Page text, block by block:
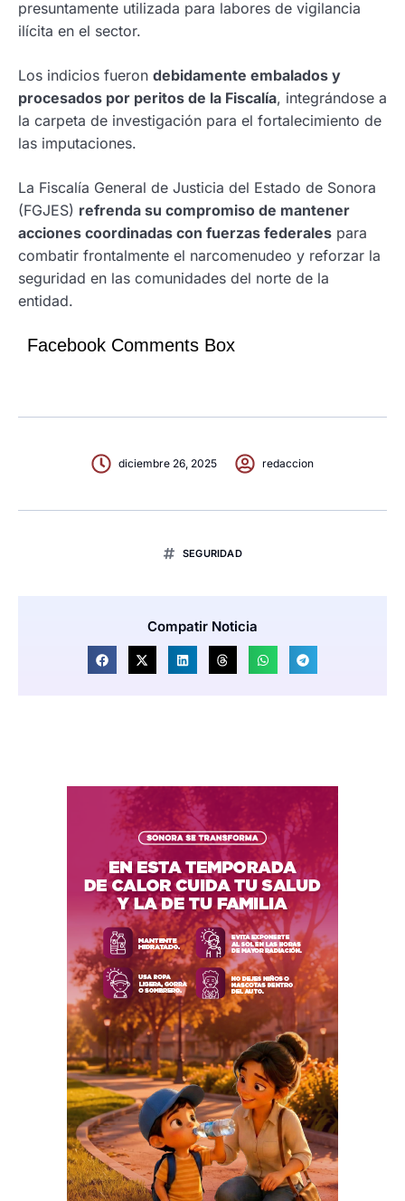
presuntamente utilizada para labores de vigilancia
ilícita en el sector.
Los indicios fueron debidamente embalados y
procesados por peritos de la Fiscalía, integrándose a
la carpeta de investigación para el fortalecimiento de
las imputaciones.
La Fiscalía General de Justicia del Estado de Sonora
(FGJES) refrenda su compromiso de mantener
acciones coordinadas con fuerzas federales para
combatir frontalmente el narcomenudeo y reforzar la
seguridad en las comunidades del norte de la
entidad.
Facebook Comments Box
diciembre 26, 2025 redaccion
SEGURIDAD
Compatir Noticia